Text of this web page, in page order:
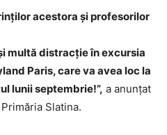
acestora și profesorilor
multă distracție în excursia
Paris, care va avea loc la
lunii septembrie!”, a anunțat
Slatina.